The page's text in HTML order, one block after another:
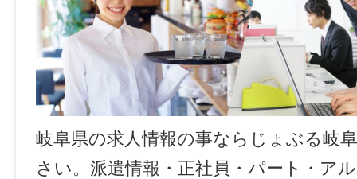
岐阜県の求人情報の事ならじょぶる岐
さい。派遣情報・正社員・パート・ア